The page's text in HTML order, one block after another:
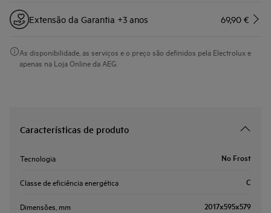
Extensão da Garantia +3 anos 69,90 €
As disponibilidade, as serviços e o preço são definidos pela Electrolux e
apenas na Loja Online da AEG.
Características de produto
Tecnologia No Frost
Classe de eficiência energética C
Dimensões, mm 2017x595x579